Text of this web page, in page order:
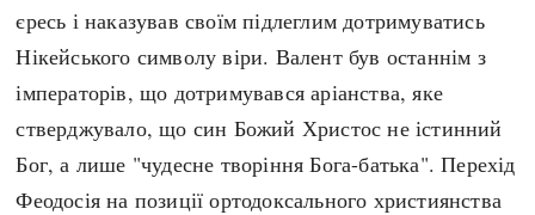
єресь і наказував своїм підлеглим дотримуватись
Нікейського символу віри. Валент був останнім з
імператорів, що дотримувався аріанства, яке
стверджувало, що син Божий Христос не істинний
Бог, а лише "чудесне творіння Бога-батька". Перехід
Феодосія на позиції ортодоксального християнства